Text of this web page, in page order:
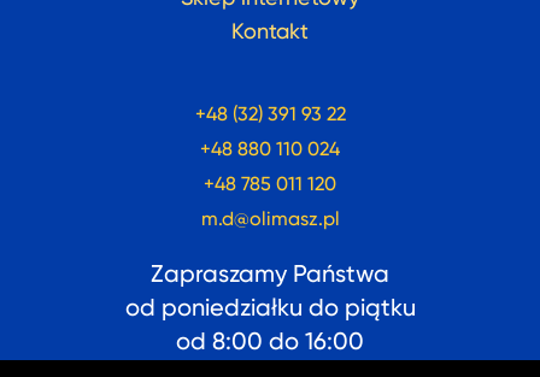
Kontakt
+48 (32) 391 93 22
+48 880 110 024
+48 785 011 120
m.d@olimasz.pl
Zapraszamy Państwa
od poniedziałku do piątku
od 8:00 do 16:00